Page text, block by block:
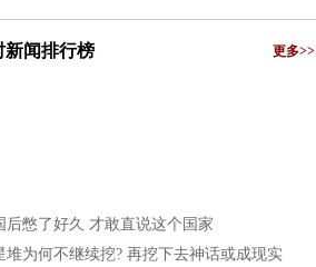
新闻排行榜 更多>>
后憋了好久 才敢直说这个国家
堆为何不继续挖? 再挖下去神话或成现实